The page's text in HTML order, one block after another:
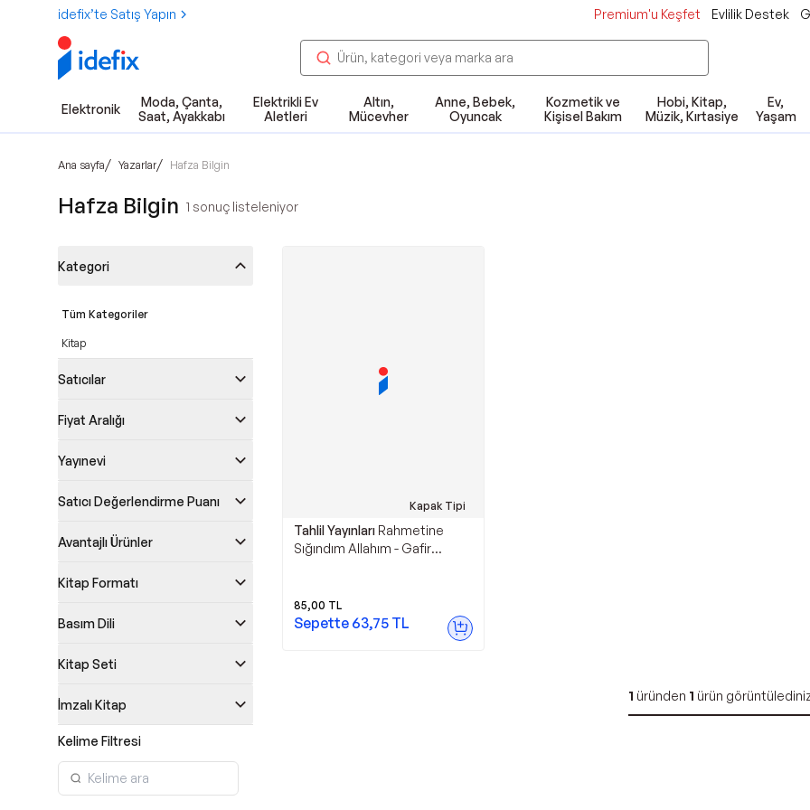
idefix’te Satış Yapın Premium'u Keşfet Evlilik Destek
Elektronik
Moda, Çanta,
Saat, Ayakkabı
Elektrikli Ev
Aletleri
Altın,
Mücevher
Anne, Bebek,
Oyuncak
Kozmetik ve
Kişisel Bakım
Hobi, Kitap,
Müzik, Kırtasiye
Ev,
Yaşam
Ana sayfa/ Yazarlar/ Hafza Bilgin
Hafza Bilgin 1 sonuç listeleniyor
Kategori
Tüm Kategoriler
Kitap
Satıcılar
Fiyat Aralığı
Yayınevi
Satıcı Değerlendirme Puanı
Avantajlı Ürünler
Kitap Formatı
Basım Dili
Kitap Seti
İmzalı Kitap
Kelime Filtresi
Kapak Tipi
Tahlil Yayınları Rahmetine
Sığındım Allahım - Gafir
85,00 TL
Sepette 63,75 TL
1 üründen 1 ürün